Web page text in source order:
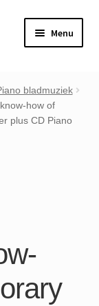
Menu
bladmuziek
how of
plus CD Piano